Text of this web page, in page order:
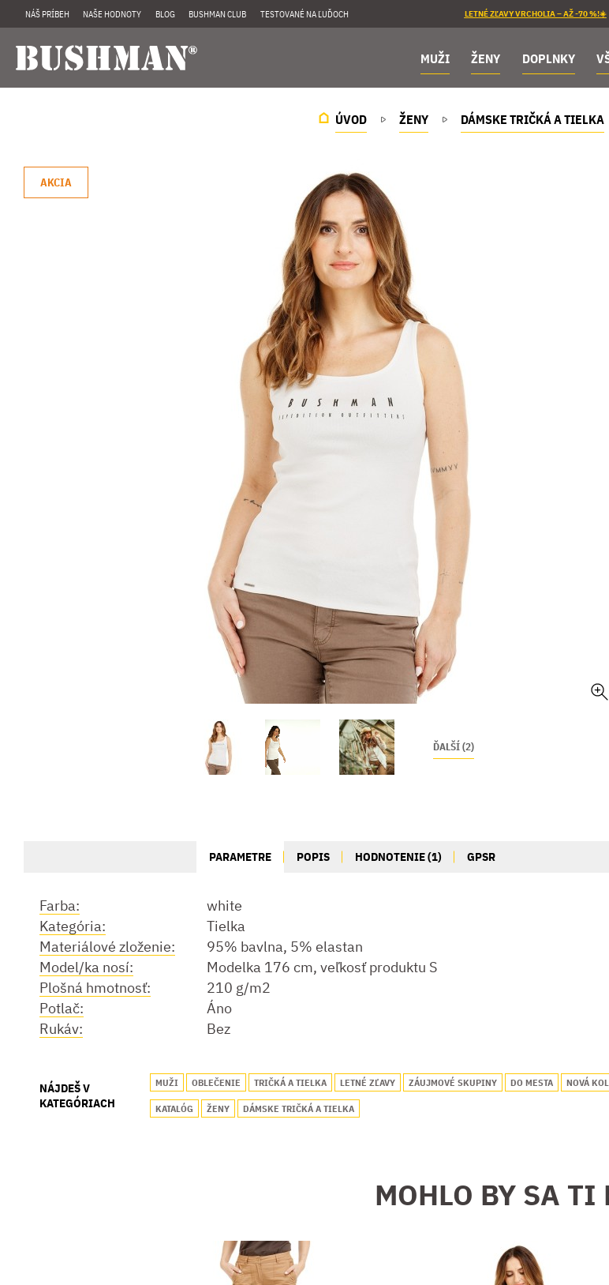
NÁŠ PRÍBEH NAŠE HODNOTY BLOG BUSHMAN CLUB TESTOVANÉ NA ĽUĎOCH LETNÉ ZĽAVY VRCHOLIA – AŽ -70 %!☀️
MUŽI ŽENY DOPLNKY
ÚVOD ŽENY DÁMSKE TRIČKÁ A TIELKA
AKCIA
ĎALŠÍ (2)
PARAMETRE POPIS HODNOTENIE (1) GPSR
Farba:
white
Kategória:
Tielka
Materiálové zloženie:
95% bavlna, 5% elastan
Model/ka nosí:
Modelka 176 cm, veľkosť produktu S
Plošná hmotnosť:
210 g/m2
Potlač:
Áno
Rukáv:
Bez
NÁJDEŠ V
KATEGÓRIACH
MUŽI OBLEČENIE TRIČKÁ A TIELKA LETNÉ ZĽAVY ZÁUJMOVÉ SKUPINY DO MESTA NOVÁ
KATALÓG ŽENY DÁMSKE TRIČKÁ A TIELKA
MOHLO BY SA TI